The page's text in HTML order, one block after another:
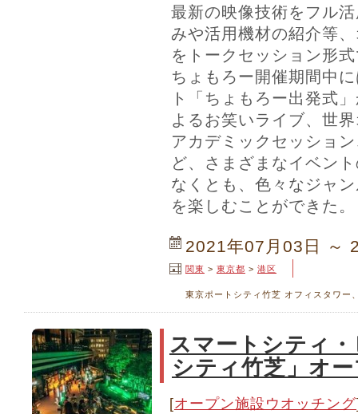
最新の映像技術をフル
みや活用機材の紹介等
をトークセッション形
ちょもろー開催期間中
ト「ちょもろー出発式
よるお笑いライブ、世
アカデミックセッショ
ど、さまざまなイベン
なくとも、色々なジャ
を楽しむことができた。
2021年07月03日 ～
関東 > 東京都 > 港区
東京ポートシティ竹芝 オフィスタワー
スマートシティ
シティ竹芝」オ
[オープン施設ウオッチング